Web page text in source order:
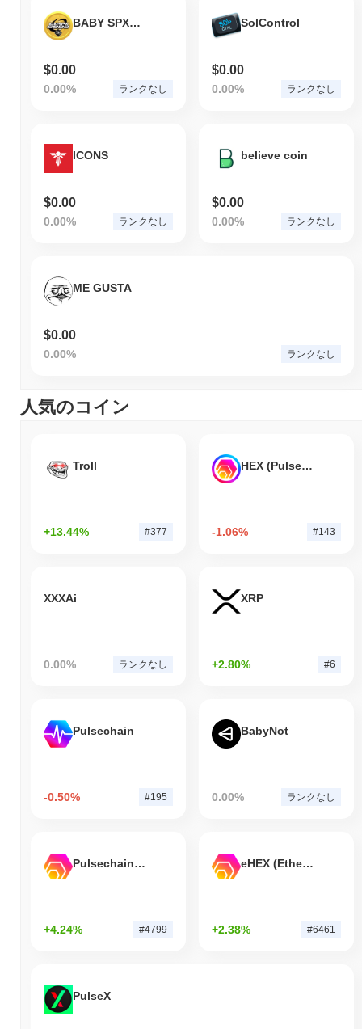
BABY SPX6900
$0.00
0.00% ランクなし
SolControl
$0.00
0.00% ランクなし
ICONS
$0.00
0.00% ランクなし
believe coin
$0.00
0.00% ランクなし
ME GUSTA
$0.00
0.00% ランクなし
人気のコイン
Troll
+13.44% #377
HEX (Pulsechain)
-1.06% #143
XXXAi
0.00% ランクなし
XRP
+2.80% #6
Pulsechain
-0.50% #195
BabyNot
0.00% ランクなし
Pulsechain Bridged HEX (Pulsechain)
+4.24% #4799
eHEX (Ethereum)
+2.38% #6461
PulseX